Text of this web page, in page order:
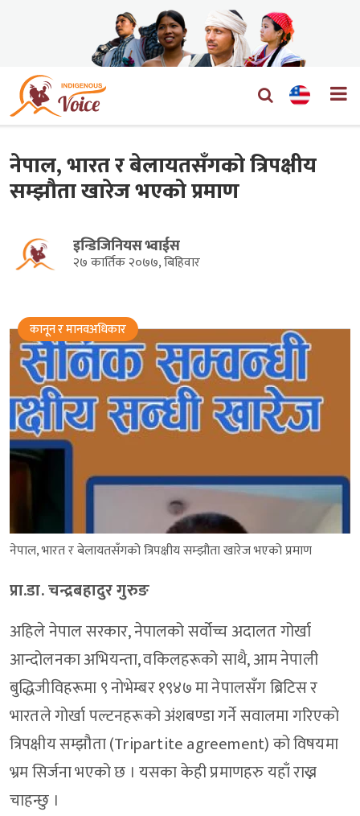
नेपाल, भारत र बेलायतसँगको त्रिपक्षीय
सम्झौता खारेज भएको प्रमाण
इन्डिजिनियस भ्वाईस
२७ कार्तिक २०७७, बिहिवार
कानून र मानवअधिकार
नेपाल, भारत र बेलायतसँगको त्रिपक्षीय सम्झौता खारेज भएको प्रमाण
प्रा.डा. चन्द्रबहादुर गुरुङ
अहिले नेपाल सरकार, नेपालको सर्वोच्च अदालत गोर्खा
आन्दोलनका अभियन्ता, वकिलहरूको साथै, आम नेपाली
बुद्धिजीविहरूमा ९ नोभेम्बर १९४७ मा नेपालसँग ब्रिटिस र
भारतले गोर्खा पल्टनहरूको अंशबण्डा गर्ने सवालमा गरिएको
त्रिपक्षीय सम्झौता (Tripartite agreement) को विषयमा
भ्रम सिर्जना भएको छ । यसका केही प्रमाणहरु यहाँ राख्न
चाहन्छु ।